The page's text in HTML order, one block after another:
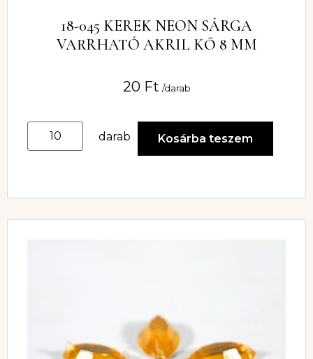
18-045 KEREK NEON SÁRGA
VARRHATÓ AKRIL KŐ 8 MM
20 Ft /darab
darab Kosárba teszem